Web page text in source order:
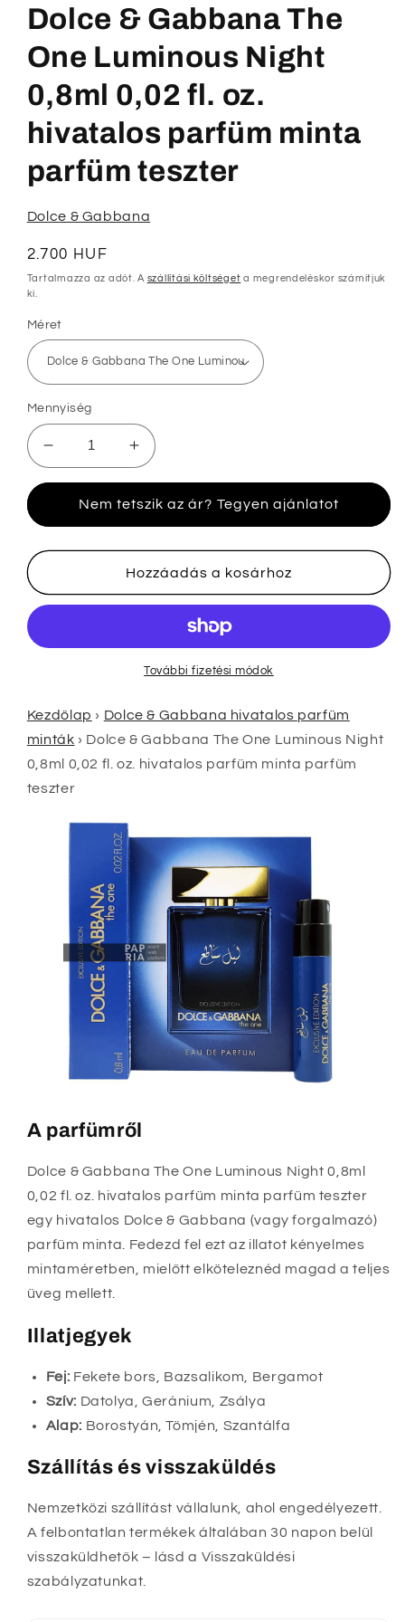
párbeszédpanelen
Dolce & Gabbana The
One Luminous Night
0,8ml 0,02 fl. oz.
hivatalos parfüm minta
parfüm teszter
Dolce & Gabbana
Normál
ár
2.700 HUF
Tartalmazza az adót. A szállítási költséget a megrendeléskor számítjuk
ki.
Méret
Mennyiség
Dolce
&amp;
One
Luminous
0,8ml
oz.
minta
parfüm
teszter
mennyiségének
csökkentése
Dolce
&amp;
The
One
Luminous
Night
0,8ml
oz.
hivatalos
minta
parfüm
mennyiségének
Nem tetszik az ár? Tegyen ajánlatot
Hozzáadás a kosárhoz
További fizetési módok
Kezdőlap › Dolce & Gabbana hivatalos parfüm
minták › Dolce & Gabbana The One Luminous Night
0,8ml 0,02 fl. oz. hivatalos parfüm minta parfüm
teszter
A parfümről
Dolce & Gabbana The One Luminous Night 0,8ml
0,02 fl. oz. hivatalos parfüm minta parfüm teszter
egy hivatalos Dolce & Gabbana (vagy forgalmazó)
parfüm minta. Fedezd fel ezt az illatot kényelmes
mintaméretben, mielőtt elköteleznéd magad a teljes
üveg mellett.
Illatjegyek
Fej: Fekete bors, Bazsalikom, Bergamot
Szív: Datolya, Geránium, Zsálya
Alap: Borostyán, Tömjén, Szantálfa
Szállítás és visszaküldés
Nemzetközi szállítást vállalunk, ahol engedélyezett.
A felbontatlan termékek általában 30 napon belül
visszaküldhetők – lásd a Visszaküldési
szabályzatunkat.